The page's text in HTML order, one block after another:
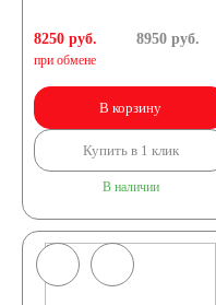
8250 руб.
при обмене
8950руб.
В корзину
Купить в 1 клик
В наличии